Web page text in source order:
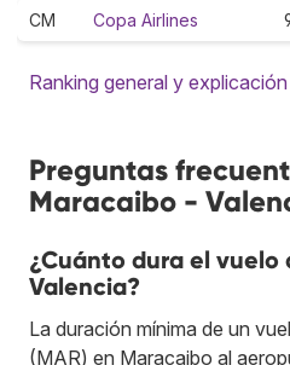
CM Copa Airlines
Ranking general y explicación
Preguntas
Maracaibo -
¿Cuánto dura el vuelo
Valencia?
La duración mínima de un
(MAR) en Maracaibo al